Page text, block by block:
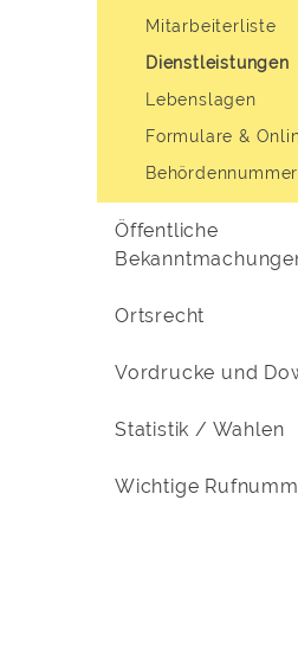
Mitarbeiterliste
Dienstleistungen
Lebenslagen
Formulare &
Behördennummer
Öffentliche
Ortsrecht
Vordrucke und
Statistik / Wahlen
Wichtige